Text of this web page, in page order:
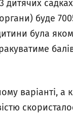
дитячих
буде
була
варіанті, а